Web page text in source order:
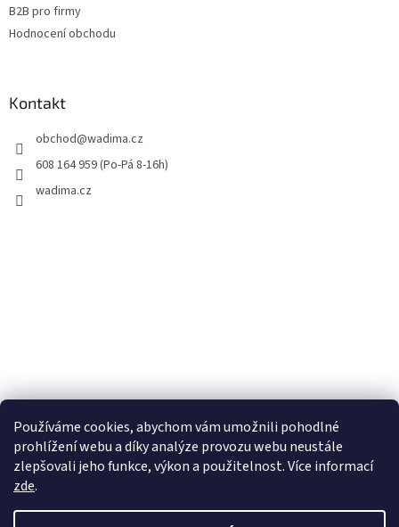
Používáme cookies, abychom vám umožnili pohodlné
prohlížení webu a díky analýze provozu webu neustále
zlepšovali jeho funkce, výkon a použitelnost. Více informací
zde.
B2B pro firmy
Hodnocení obchodu
Kontakt
obchod@wadima.cz
608 164 959 (Po-Pá 8-16h)
wadima.cz